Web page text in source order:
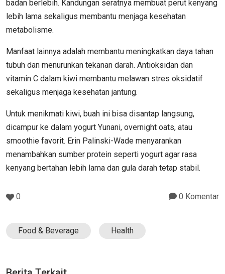
badan berlebih. Kandungan seratnya membuat perut kenyang
lebih lama sekaligus membantu menjaga kesehatan
metabolisme.
Manfaat lainnya adalah membantu meningkatkan daya tahan
tubuh dan menurunkan tekanan darah. Antioksidan dan
vitamin C dalam kiwi membantu melawan stres oksidatif
sekaligus menjaga kesehatan jantung.
Untuk menikmati kiwi, buah ini bisa disantap langsung,
dicampur ke dalam yogurt Yunani, overnight oats, atau
smoothie favorit. Erin Palinski-Wade menyarankan
menambahkan sumber protein seperti yogurt agar rasa
kenyang bertahan lebih lama dan gula darah tetap stabil.
0 0 Komentar
Food & Beverage Health